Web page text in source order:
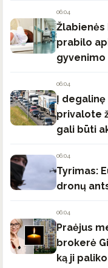
06:04
Žlabienės
prabilo
gyvenimo
06:04
Į degalinę
privalote
gali būti
06:04
Tyrimas:
dronų
06:04
Praėjus
brokerė
ką ji